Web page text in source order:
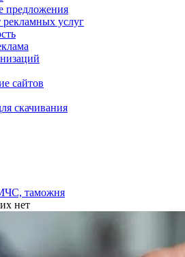
предложения
рекламных услуг
сайтов
скачивания
таможня
нет